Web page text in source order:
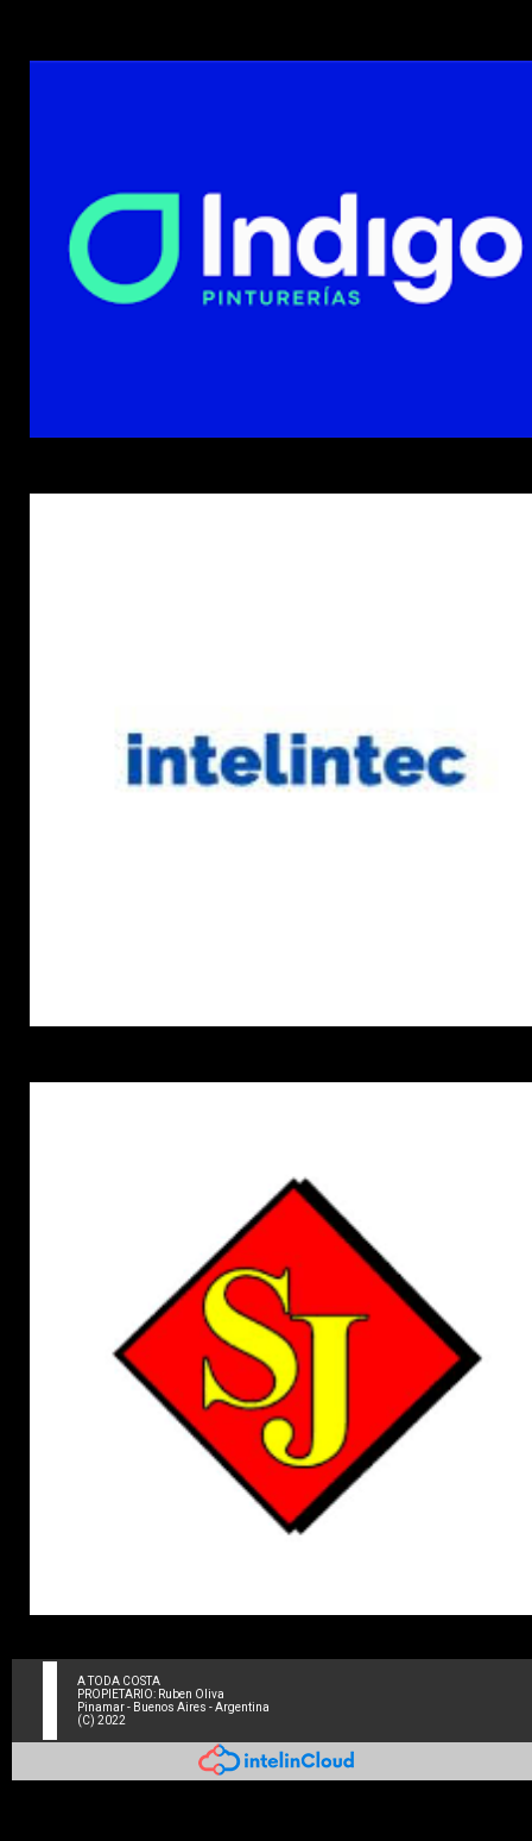
A TODA COSTA
PROPIETARIO: Ruben Oliva
Pinamar - Buenos Aires - Argentina
(C) 2022